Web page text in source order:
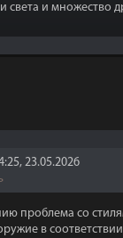
света и множество
23.05.2026
проблема со
в